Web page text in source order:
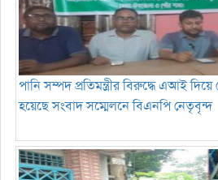
পানি সম্পদ প্রতিমন্ত্রীর বিরুদ্ধে এআই
হয়েছে সংবাদ সম্মেলনে বিএনপি নেতৃবৃন্দ